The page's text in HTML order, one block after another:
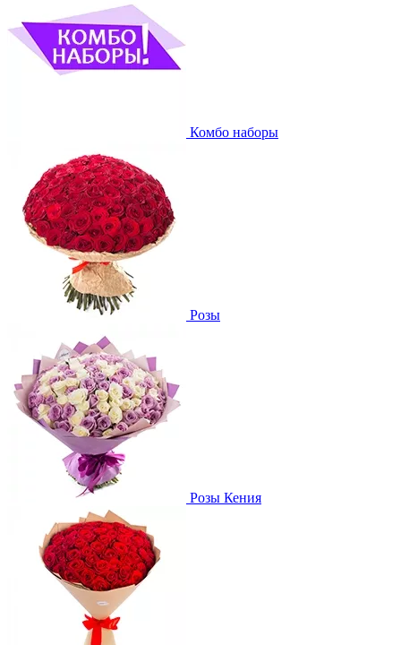
Комбо наборы
Розы
Розы Кения